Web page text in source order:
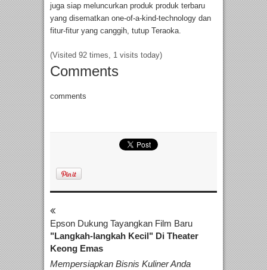
juga siap meluncurkan produk produk terbaru
yang disematkan one-of-a-kind-technology dan
fitur-fitur yang canggih, tutup Teraoka.
(Visited 92 times, 1 visits today)
Comments
comments
Epson Dukung Tayangkan Film Baru
"Langkah-langkah Kecil" Di Theater
Keong Emas
Mempersiapkan Bisnis Kuliner Anda